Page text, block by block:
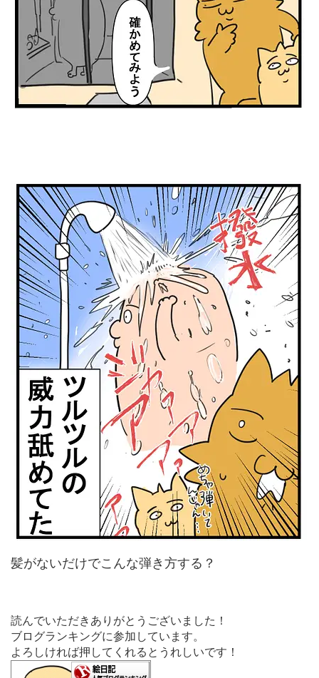
髪がないだけでこんな弾き方する？
読んでいただきありがとうございました！
ブログランキングに参加しています。
よろしければ押してくれるとうれしいです！